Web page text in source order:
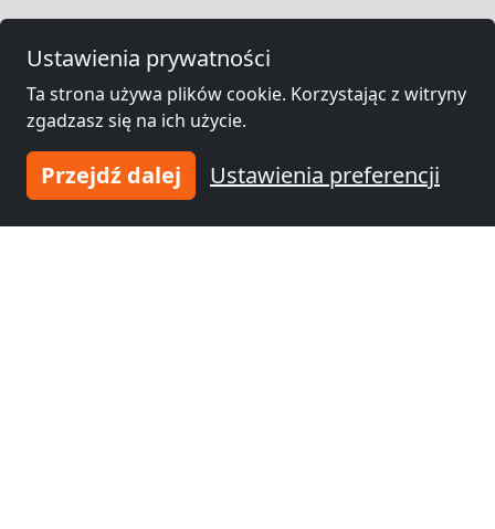
Ustawienia prywatności
Ta strona używa plików cookie. Korzystając z witryny
zgadzasz się na ich użycie.
Przejdź dalej Ustawienia preferencji